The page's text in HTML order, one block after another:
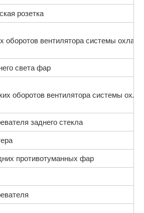
розетка
оборотов вентилятора системы
света фар
оборотов вентилятора системы
заднего стекла
противотуманных фар